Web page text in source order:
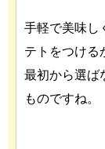
手軽で美味し
テトをつける
最初から選ば
ものですね。